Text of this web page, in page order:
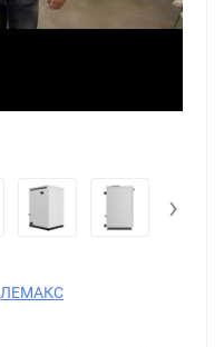
›
ЛЕМАКС